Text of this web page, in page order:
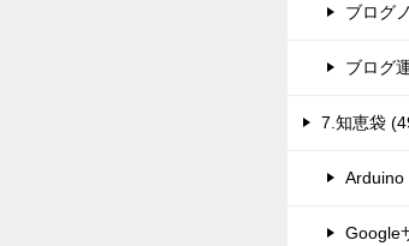
ブログ
ブログ
7.知恵袋
Arduino
Google